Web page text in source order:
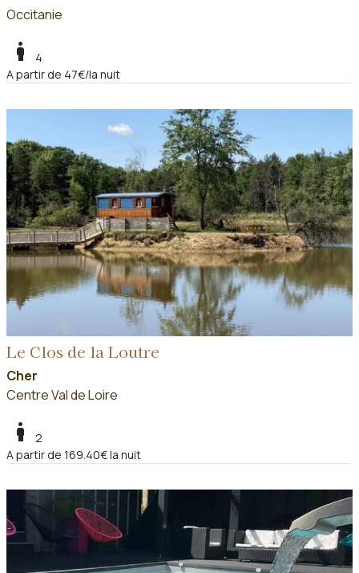
Occitanie
boy
4
A partir de 47€/la nuit
Le Clos de la Loutre
Cher
Centre Val de Loire
boy
2
A partir de 169.40€ la nuit